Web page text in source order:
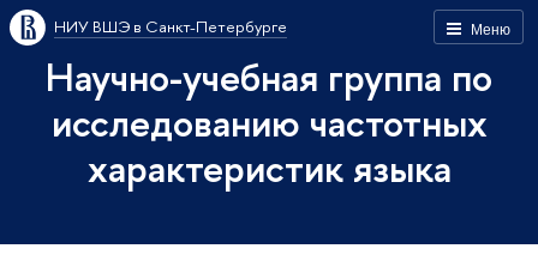
Меню
НИУ ВШЭ в Санкт-Петербурге
Научно-учебная группа по
исследованию частотных
характеристик языка